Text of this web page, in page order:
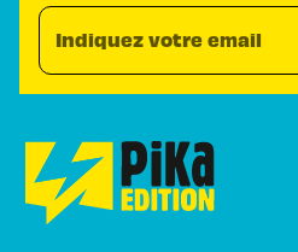
Indiquez votre email